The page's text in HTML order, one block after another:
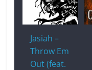
Jasiah –
Throw Em
Out (feat.